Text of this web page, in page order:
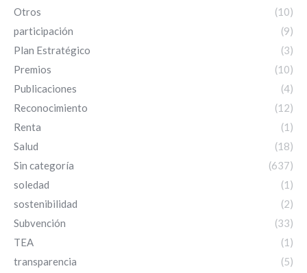
Otros
(10)
participación
(9)
Plan Estratégico
(3)
Premios
(10)
Publicaciones
(4)
Reconocimiento
(12)
Renta
(1)
Salud
(18)
Sin categoría
(637)
soledad
(1)
sostenibilidad
(2)
Subvención
(33)
TEA
(1)
transparencia
(5)